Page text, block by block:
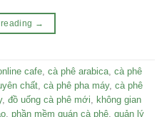
→
cafe, cà phê arabica, cà phê
chất, cà phê pha máy, cà phê
, đồ uống cà phê mới, không gian
, phần mềm quán cà phê, quản lý